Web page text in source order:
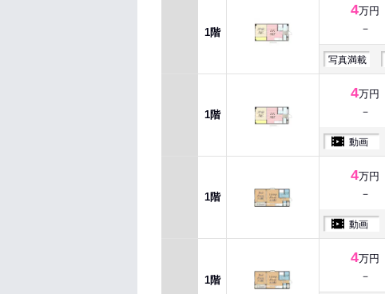
1階
4万円
－
写真満載
1階
4万円
－
動画
1階
4万円
－
動画
1階
4万円
－